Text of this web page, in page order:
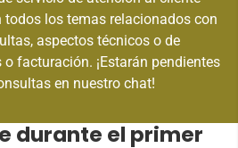
todos los temas relacionados con
aspectos técnicos o de
facturación. ¡Estarán pendientes
en nuestro chat!
durante el primer